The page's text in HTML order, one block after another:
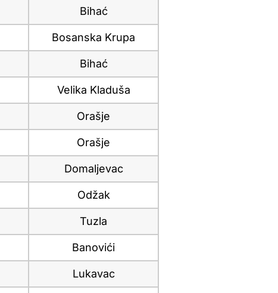
Bihać
Bosanska Krupa
Bihać
Velika Kladuša
Orašje
Orašje
Domaljevac
Odžak
Tuzla
Banovići
Lukavac